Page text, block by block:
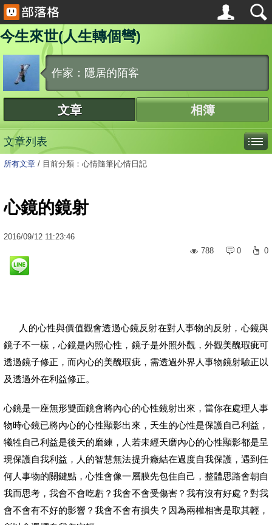
今生來世(人生轉個彎)
作家：隱居的陌客
文章 相簿
文章列表
所有文章 / 目前分類：心情隨筆|心情日記
心鏡的鏡射
2016/09/12 11:23:46
788
0 0
人的心性與價值觀會透過心鏡反射在對人事物的反射，心鏡與
鏡子不一樣，心鏡是內照心性，鏡子是外照外觀，外觀美醜瑕疵可
透過鏡子修正，而內心的美醜瑕疵，需透過外界人事物鏡射驗正以
及透過外在利益修正。
心鏡是一座無形雙面鏡會將內心的心性鏡射出來，當你在處理人事
物時心鏡已將內心的心性顯影出來，天生的心性是保護自己利益，
犧牲自己利益是後天的磨練，人若未經天磨內心的心性顯影都是呈
現保護自我利益， 人的智慧無法提升癥結在過度自我保護，遇到任
何人事物的關鍵點，心性會像一層膜先包住自己，整體思路會朝自
我而思考，我會不會吃虧？我會不會受傷害？我有沒有好處？對我
會不會有不好的影響？我會不會有損失？因為兩權相害是取其輕，